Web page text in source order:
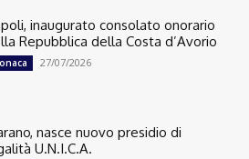
inaugurato consolato onorario
Repubblica della Costa d’Avorio
27/07/2026
nasce nuovo presidio di
U.N.I.C.A.